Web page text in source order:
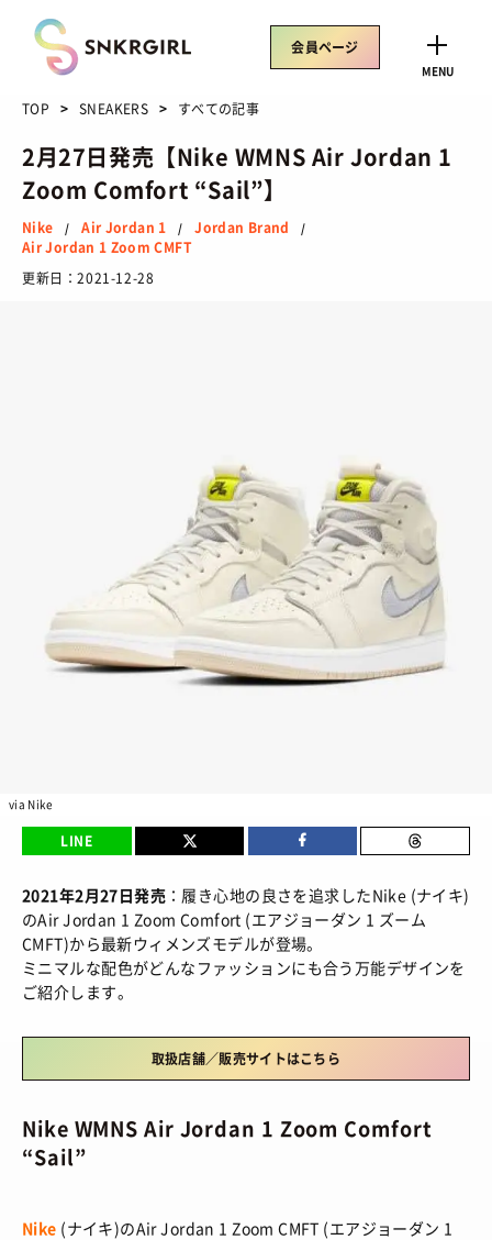
content
CLOSE
サイズ感 骨格タイプ別
コラボ
サンダル
/ ブランドから探す
/ カラーで探す
CALENDAR/ 発売日カレンダー
STYLES
COSMETICS
SNEAKER MIX / スニーカーMIX
KOREAN COSME/ 韓国コスメ
MAKE UP/ チュートリアル
TOP
COLUMNS/ コラム
FASHION/ ファション
SHOPS/ ショップ情報
HOW TO/ あれこれハウツー
CULTURE
MUSIC/ 音楽
MOVIE/ 映画・ドラマ
/ 食文化
HEALTH
ABOUT
SNKRGIRLとは
運営会社
会員ログイン
会員ページ
MENU
TOP SNEAKERS すべての記事
2月27日発売【Nike WMNS Air Jordan 1
Zoom Comfort “Sail”】
Nike /Air Jordan 1 /Jordan Brand /
Air Jordan 1 Zoom CMFT
更新日：2021-12-28
via Nike
LINE
2021年2月27日発売 ：履き心地の良さを追求したNike (ナイキ)
のAir Jordan 1 Zoom Comfort (エアジョーダン 1 ズーム
CMFT)から最新ウィメンズモデルが登場。
ミニマルな配色がどんなファッションにも合う万能デザインを
ご紹介します。
取扱店舗／販売サイトはこちら
Nike WMNS Air Jordan 1 Zoom Comfort
“Sail”
Nike (ナイキ)のAir Jordan 1 Zoom CMFT (エアジョーダン 1